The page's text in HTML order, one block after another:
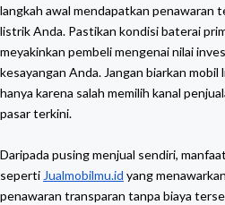
langkah awal mendapatkan penawaran
listrik Anda. Pastikan kondisi baterai
meyakinkan pembeli mengenai nilai
kesayangan Anda. Jangan biarkan
hanya karena salah memilih kanal
pasar terkini.
Daripada pusing menjual sendiri,
seperti Jualmobilmu.id yang
penawaran transparan tanpa biaya